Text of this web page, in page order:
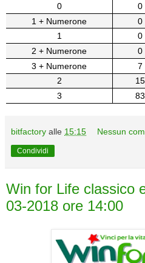
0
0
1 + Numerone
0
1
0
2 + Numerone
0
3 + Numerone
7
2
15
3
83
bitfactory alle 15:15 Nessun
Condividi
Win for Life classico
03-2018 ore 14:00